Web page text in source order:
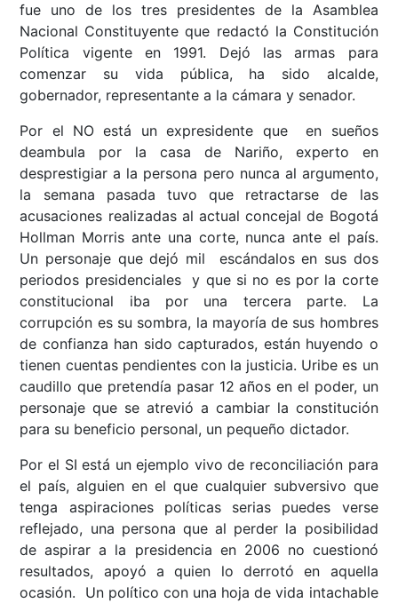
fue uno de los tres presidentes de la Asamblea
Nacional Constituyente que redactó la Constitución
Política vigente en 1991. Dejó las armas para
comenzar su vida pública, ha sido alcalde,
gobernador, representante a la cámara y senador.
Por el NO está un expresidente que en sueños
deambula por la casa de Nariño, experto en
desprestigiar a la persona pero nunca al argumento,
la semana pasada tuvo que retractarse de las
acusaciones realizadas al actual concejal de Bogotá
Hollman Morris ante una corte, nunca ante el país.
Un personaje que dejó mil escándalos en sus dos
periodos presidenciales y que si no es por la corte
constitucional iba por una tercera parte. La
corrupción es su sombra, la mayoría de sus hombres
de confianza han sido capturados, están huyendo o
tienen cuentas pendientes con la justicia. Uribe es un
caudillo que pretendía pasar 12 años en el poder, un
personaje que se atrevió a cambiar la constitución
para su beneficio personal, un pequeño dictador.
Por el SI está un ejemplo vivo de reconciliación para
el país, alguien en el que cualquier subversivo que
tenga aspiraciones políticas serias puedes verse
reflejado, una persona que al perder la posibilidad
de aspirar a la presidencia en 2006 no cuestionó
resultados, apoyó a quien lo derrotó en aquella
ocasión. Un político con una hoja de vida intachable